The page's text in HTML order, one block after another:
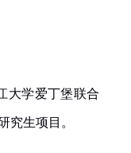
大学爱丁堡联合
究生项目。